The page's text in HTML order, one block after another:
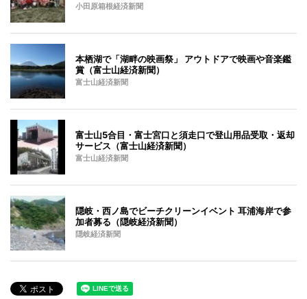
小田原箱根経済新聞
本栖湖で「湖畔の映画祭」 アウトドアで映画や音楽鑑
賞（富士山経済新聞）
富士山経済新聞
富士山5合目・富士宮口と須走口で登山用品受取・返却
サービス（富士山経済新聞）
富士山経済新聞
隠岐・西ノ島でビーチクリーンイベント 耳浦海岸で参
加者募る（隠岐経済新聞）
隠岐経済新聞